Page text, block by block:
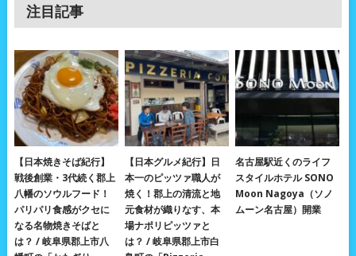
注目記事
【日本焼きそば紀行】
戦後創業・3代続く郡上
八幡のソウルフード！
パリパリ食感がクセに
なる名物焼きそばと
は？ / 岐阜県郡上市八
【日本グルメ紀行】日
本一のピッツァ職人が
焼く！郡上の清流と地
元食材が織りなす、本
場ナポリピッツァと
は？ / 岐阜県郡上市白
名古屋駅近くのライフ
スタイルホテル SONO
Moon Nagoya（ソノ
ムーン名古屋）開業